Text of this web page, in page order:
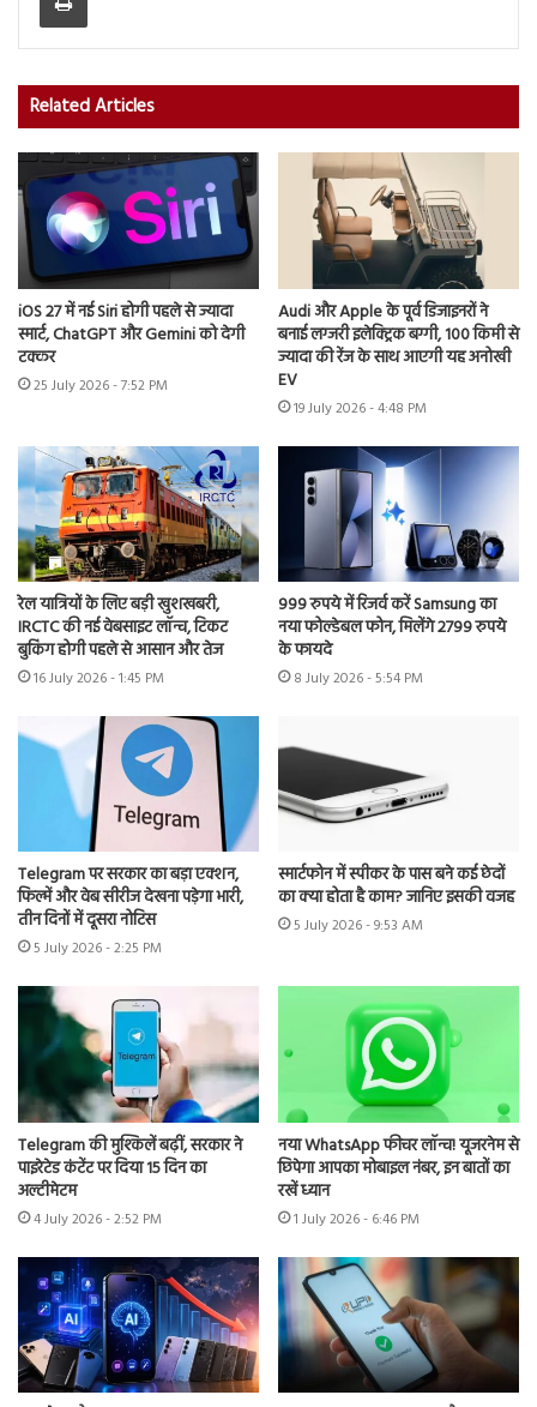
Related Articles
iOS 27 में नई Siri होगी पहले से ज्यादा
स्मार्ट, ChatGPT और Gemini को देगी
टक्कर
25 July 2026 - 7:52 PM
Audi और Apple के पूर्व डिजाइनरों ने
बनाई लग्जरी इलेक्ट्रिक बग्गी, 100 किमी से
ज्यादा की रेंज के साथ आएगी यह अनोखी
EV
19 July 2026 - 4:48 PM
रेल यात्रियों के लिए बड़ी खुशखबरी,
IRCTC की नई वेबसाइट लॉन्च, टिकट
बुकिंग होगी पहले से आसान और तेज
16 July 2026 - 1:45 PM
999 रुपये में रिजर्व करें Samsung का
नया फोल्डेबल फोन, मिलेंगे 2799 रुपये
के फायदे
8 July 2026 - 5:54 PM
Telegram पर सरकार का बड़ा एक्शन,
फिल्में और वेब सीरीज देखना पड़ेगा भारी,
तीन दिनों में दूसरा नोटिस
5 July 2026 - 2:25 PM
स्मार्टफोन में स्पीकर के पास बने कई छेदों
का क्या होता है काम? जानिए इसकी वजह
5 July 2026 - 9:53 AM
Telegram की मुश्किलें बढ़ीं, सरकार ने
पाइरेटेड कंटेंट पर दिया 15 दिन का
अल्टीमेटम
4 July 2026 - 2:52 PM
नया WhatsApp फीचर लॉन्च! यूजरनेम से
छिपेगा आपका मोबाइल नंबर, इन बातों का
रखें ध्यान
1 July 2026 - 6:46 PM